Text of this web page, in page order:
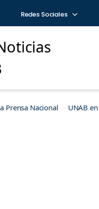
Redes Sociales
Prensa Nacional UNAB